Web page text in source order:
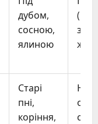
дубом,
сосною,
ялиною
Старі
пні,
коріння,